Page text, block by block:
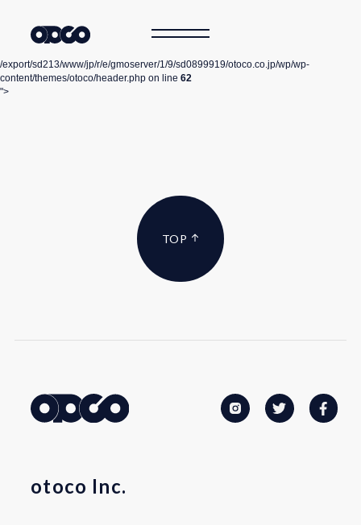
/export/sd213/www/jp/r/e/gmoserver/1/9/sd0899919/otoco.co.jp/wp/wp-
content/themes/otoco/header.php on line 62
">
otoco Inc.
TOP